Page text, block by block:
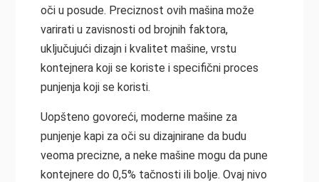
oči u posude. Preciznost ovih mašina može
varirati u zavisnosti od brojnih faktora,
uključujući dizajn i kvalitet mašine, vrstu
kontejnera koji se koriste i specifični proces
punjenja koji se koristi.
Uopšteno govoreći, moderne mašine za
punjenje kapi za oči su dizajnirane da budu
veoma precizne, a neke mašine mogu da pune
kontejnere do 0,5% tačnosti ili bolje. Ovaj nivo